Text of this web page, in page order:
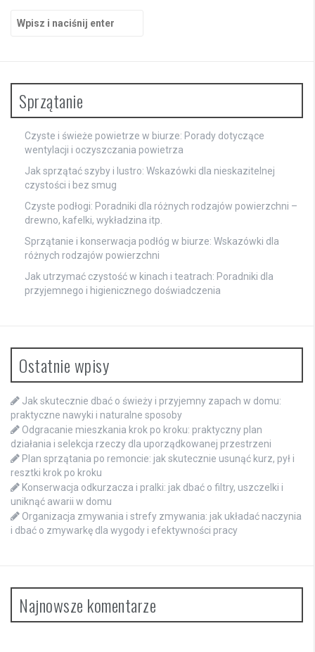
Szukaj:
Sprzątanie
Czyste i świeże powietrze w biurze: Porady dotyczące
wentylacji i oczyszczania powietrza
Jak sprzątać szyby i lustro: Wskazówki dla nieskazitelnej
czystości i bez smug
Czyste podłogi: Poradniki dla różnych rodzajów powierzchni –
drewno, kafelki, wykładzina itp.
Sprzątanie i konserwacja podłóg w biurze: Wskazówki dla
różnych rodzajów powierzchni
Jak utrzymać czystość w kinach i teatrach: Poradniki dla
przyjemnego i higienicznego doświadczenia
Ostatnie wpisy
Jak skutecznie dbać o świeży i przyjemny zapach w domu:
praktyczne nawyki i naturalne sposoby
Odgracanie mieszkania krok po kroku: praktyczny plan
działania i selekcja rzeczy dla uporządkowanej przestrzeni
Plan sprzątania po remoncie: jak skutecznie usunąć kurz, pył i
resztki krok po kroku
Konserwacja odkurzacza i pralki: jak dbać o filtry, uszczelki i
uniknąć awarii w domu
Organizacja zmywania i strefy zmywania: jak układać naczynia
i dbać o zmywarkę dla wygody i efektywności pracy
Najnowsze komentarze